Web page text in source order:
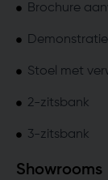
Brochure
Stoel met
2-zitsbank
3-zitsbank
Showrooms